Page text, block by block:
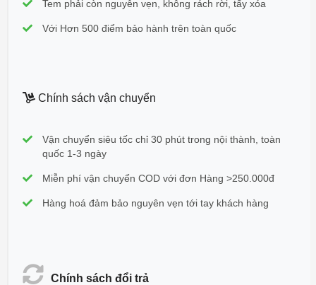
Tem phải còn nguyên vẹn, không rách rời, tẩy xóa
Với Hơn 500 điểm bảo hành trên toàn quốc
Chính sách vận chuyển
Vận chuyển siêu tốc chỉ 30 phút trong nội thành, toàn
quốc 1-3 ngày
Miễn phí vận chuyển COD với đơn Hàng >250.000đ
Hàng hoá đảm bảo nguyên vẹn tới tay khách hàng
Chính sách đổi trả